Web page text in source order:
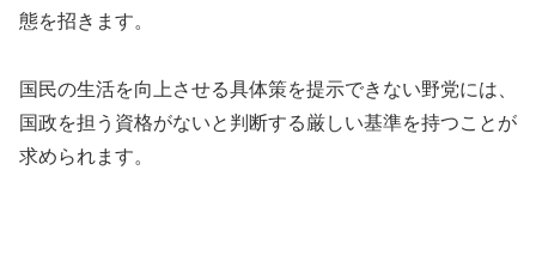
態を招きます。
国民の生活を向上させる具体策を提示できない野党には、
国政を担う資格がないと判断する厳しい基準を持つことが
求められます。